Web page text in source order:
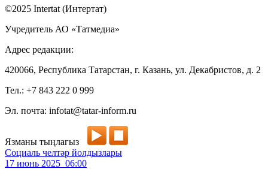
©2025 Intertat (Интертат)
Учредитель АО «Татмедиа»
Адрес редакции:
420066, Республика Татарстан, г. Казань, ул. Декабристов, д. 2
Тел.: +7 843 222 0 999
Эл. почта: infotat@tatar-inform.ru
Язманы тыңлагыз
Социаль челтәр йолдызлары
17 июнь 2025 06:00